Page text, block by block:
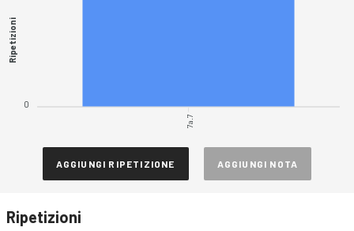
0
Ripetizioni
7a.7
AGGIUNGI RIPETIZIONE AGGIUNGI NOTA
Ripetizioni